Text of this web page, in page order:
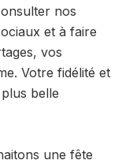
nos
et à faire
vos
Votre fidélité et
belle
une fête